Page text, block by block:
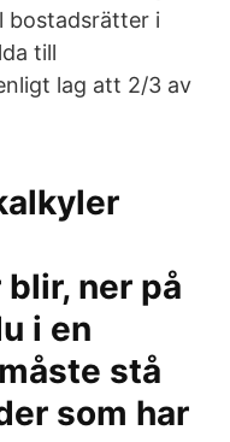
bostadsrätter i
till
lag att 2/3 av
ner på
i en
stå
som har